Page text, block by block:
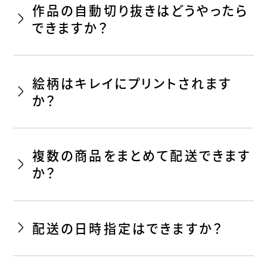
作品の自動切り抜きはどうやったら
できますか？
絵柄はキレイにプリントされます
か？
複数の商品をまとめて配送できます
か？
配送の日時指定はできますか？